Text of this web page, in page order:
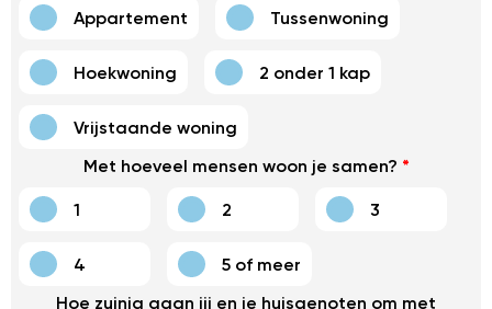
Appartement Tussenwoning
Hoekwoning 2 onder 1 kap
Vrijstaande woning
Met hoeveel mensen woon je samen? *
1 2 3
4
5 of meer
Hoe zuinig gaan jij en je huisgenoten om met